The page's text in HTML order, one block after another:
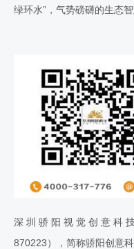
绿环水”，气势磅礴的生态智
深 圳 骄 阳 视 觉 创 意 科
870223），简称骄阳创意